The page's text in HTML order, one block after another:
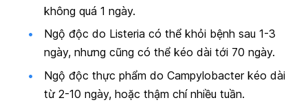
không quá 1 ngày.
Ngộ độc do Listeria có thể khỏi bệnh sau 1-3
ngày, nhưng cũng có thể kéo dài tới 70 ngày.
Ngộ độc thực phẩm do Campylobacter kéo dài
từ 2-10 ngày, hoặc thậm chí nhiều tuần.